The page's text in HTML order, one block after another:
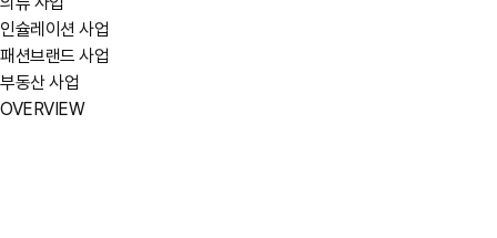
인슐레이션 사업
패션브랜드 사업
부동산 사업
OVERVIEW